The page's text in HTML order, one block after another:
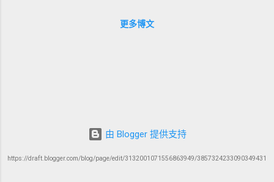
楚指出： 灾难是盟约履行的一部分，而不是任意审判。 神并
指出： 族长“知道”这个名字， 但并未 经历这个名字所代表的
承诺的能力。 ✦ 关键词研读二：זָכַר（Zacal-记念） 📜 希伯
更多博文
由 Blogger 提供支持
https://draft.blogger.com/blog/page/edit/3132001071556863949/3857324233090349431